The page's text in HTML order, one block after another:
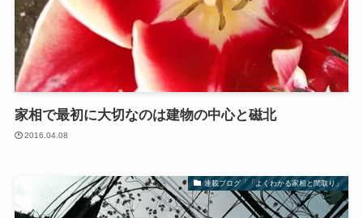
家相で最初に大切なのは建物の中心と磁北
2016.04.08
連載ブログ「「よくわかる家相と間取り」